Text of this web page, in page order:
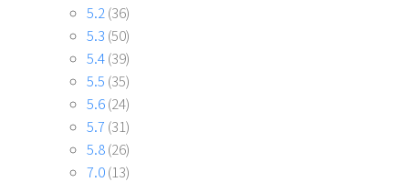
5.2 (36)
5.3 (50)
5.4(39)
5.5 (35)
5.6(24)
5.7 (31)
5.8(26)
7.0(13)